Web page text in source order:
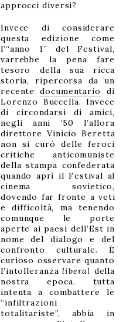
approcci diversi?
Invece di considerare
questa edizione come
l’“anno 1” del Festival,
varrebbe la pena fare
tesoro della sua ricca
storia, ripercorsa da un
recentedocumentario
di
Lorenzo Buccella. Invece
di circondarsi di amici,
negli anni ’50 l’allora
direttore Vinicio Beretta
non si curò delle feroci
critiche anticomuniste
della stampa confederata
quando aprì il Festival al
cinema sovietico,
dovendo far fronte a veti
e difficoltà, ma tenendo
comunque le porte
aperte ai paesi dell’Est in
nome del dialogo e del
confronto culturale. È
curioso osservare quanto
l’intolleranzaliberal della
nostra epoca, tutta
intenta a combattere le
“infiltrazioni
totalitariste”, abbia in